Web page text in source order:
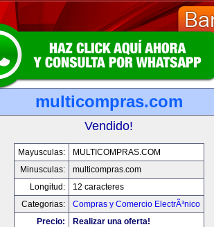
multicompras.com
Vendido!
Mayusculas:
MULTICOMPRAS.COM
Minusculas:
multicompras.com
Longitud:
12 caracteres
Categorias:
Compras y Comercio ElectrÃ³nico
Precio:
Realizar una oferta!